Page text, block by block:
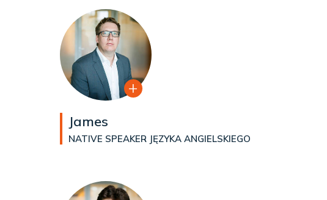
James
NATIVE SPEAKER JĘZYKA ANGIELSKIEGO